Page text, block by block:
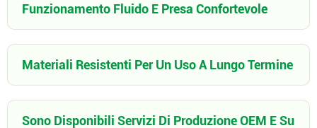
Funzionamento Fluido E Presa Confortevole
Materiali Resistenti Per Un Uso A Lungo Termine
Sono Disponibili Servizi Di Produzione OEM E Su